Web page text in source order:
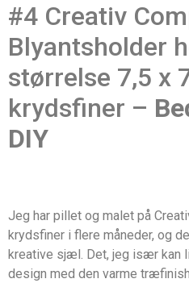
#4 Creativ
Blyantsholder
størrelse 7,5 x
krydsfiner –
DIY
Jeg har pillet og malet på
krydsfiner i flere måneder, og
kreative sjæl. Det, jeg især kan
design med den varme